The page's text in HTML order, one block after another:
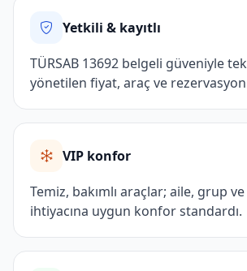
Yetkili & kayıtlı
TÜRSAB 13692 belgeli güveniyle
yönetilen fiyat, araç ve
VIP konfor
Temiz, bakımlı araçlar; aile, grup
ihtiyacına uygun konfor standardı.